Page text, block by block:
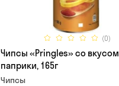
(0)
Чипсы «Pringles» со вкусом
паприки, 165г
Чипсы